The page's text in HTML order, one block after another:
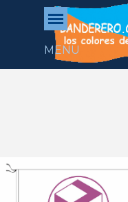
Vaya al Contenido
Saltar menú
MENU